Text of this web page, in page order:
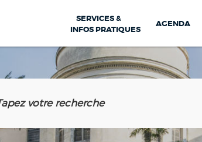
SERVICES &
INFOS PRATIQUES
AGENDA